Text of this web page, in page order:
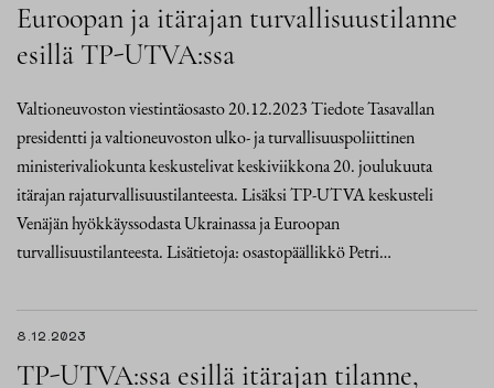
Euroopan ja itärajan turvallisuustilanne
esillä TP-UTVA:ssa
Valtioneuvoston viestintäosasto 20.12.2023 Tiedote Tasavallan
presidentti ja valtioneuvoston ulko- ja turvallisuuspoliittinen
ministerivaliokunta keskustelivat keskiviikkona 20. joulukuuta
itärajan rajaturvallisuustilanteesta. Lisäksi TP-UTVA keskusteli
Venäjän hyökkäyssodasta Ukrainassa ja Euroopan
turvallisuustilanteesta. Lisätietoja: osastopäällikkö Petri…
8.12.2023
TP-UTVA:ssa esillä itärajan tilanne,